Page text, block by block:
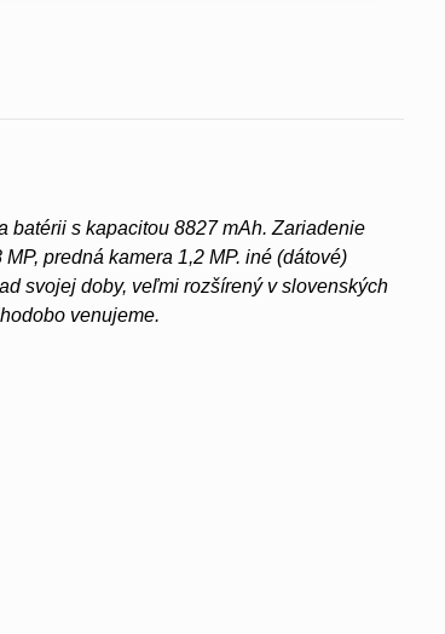
batérii s kapacitou 8827 mAh. Zariadenie
predná kamera 1,2 MP. iné (dátové)
svojej doby, veľmi rozšírený v slovenských
venujeme.